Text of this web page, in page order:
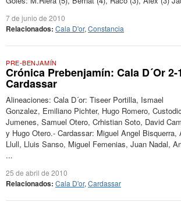
7 de junio de 2010
Relacionados: Cala D'or, Constancia
PRE-BENJAMÍN
Crónica Prebenjamín: Cala D´Or 2-1
Cardassar
Alineaciones: Cala D´or: Tiseer Portilla, Ismael
Gonzalez, Emiliano Pichter, Hugo Romero,
Jumenes, Samuel Otero, Crhistian Soto, David
y Hugo Otero.- Cardassar: Miguel Angel
Llull, Lluis Sanso, Miguel Femenias, Juan Nadal,
...
25 de abril de 2010
Relacionados: Cala D'or, Cardassar